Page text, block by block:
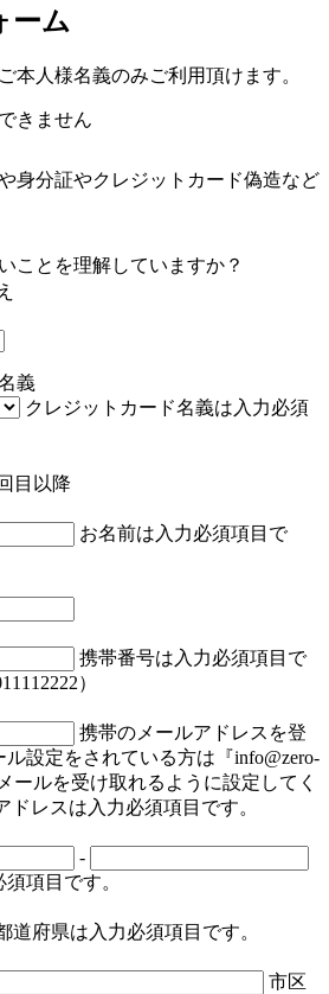
ーム
本人様名義のみご利用頂けます。
きません
ことを理解していますか？
義
クレジットカード名義は入力必須
目以降
お名前は入力必須項目で
携帯番号は入力必須項目で
）
携帯のメールアドレスを登
設定をされている方は『info@zero-
ールを受け取れるように設定してく
ドレスは入力必須項目です。
-
項目です。
道府県は入力必須項目です。
市区